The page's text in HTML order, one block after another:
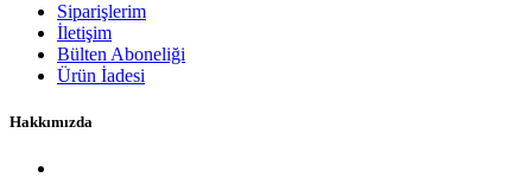
Siparişlerim
İletişim
Bülten Aboneliği
Ürün İadesi
Hakkımızda